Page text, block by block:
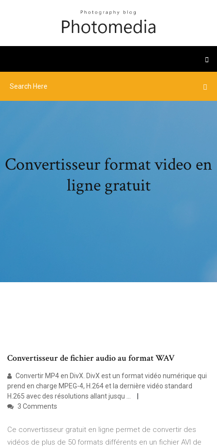
Convertisseur format video en
ligne gratuit
Convertisseur de fichier audio au format WAV
Convertir MP4 en DivX. DivX est un format vidéo numérique qui
prend en charge MPEG-4, H.264 et la dernière vidéo standard
H.265 avec des résolutions allant jusqu ...
3 Comments
Ce convertisseur gratuit en ligne permet de convertir des
vidéos de plus de 50 formats différents en un fichier AVI de